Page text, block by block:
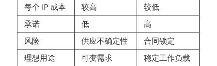
每个 IP 成本
较高
较低
承诺
低
高
风险
供应不确定性
合同锁定
理想用途
可变需求 稳定工作负载